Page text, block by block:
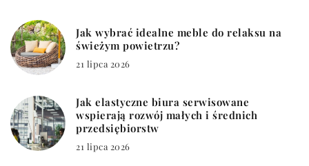
Jak wybrać idealne meble do relaksu na
świeżym powietrzu?
21 lipca 2026
Jak elastyczne biura serwisowane
wspierają rozwój małych i średnich
przedsiębiorstw
21 lipca 2026